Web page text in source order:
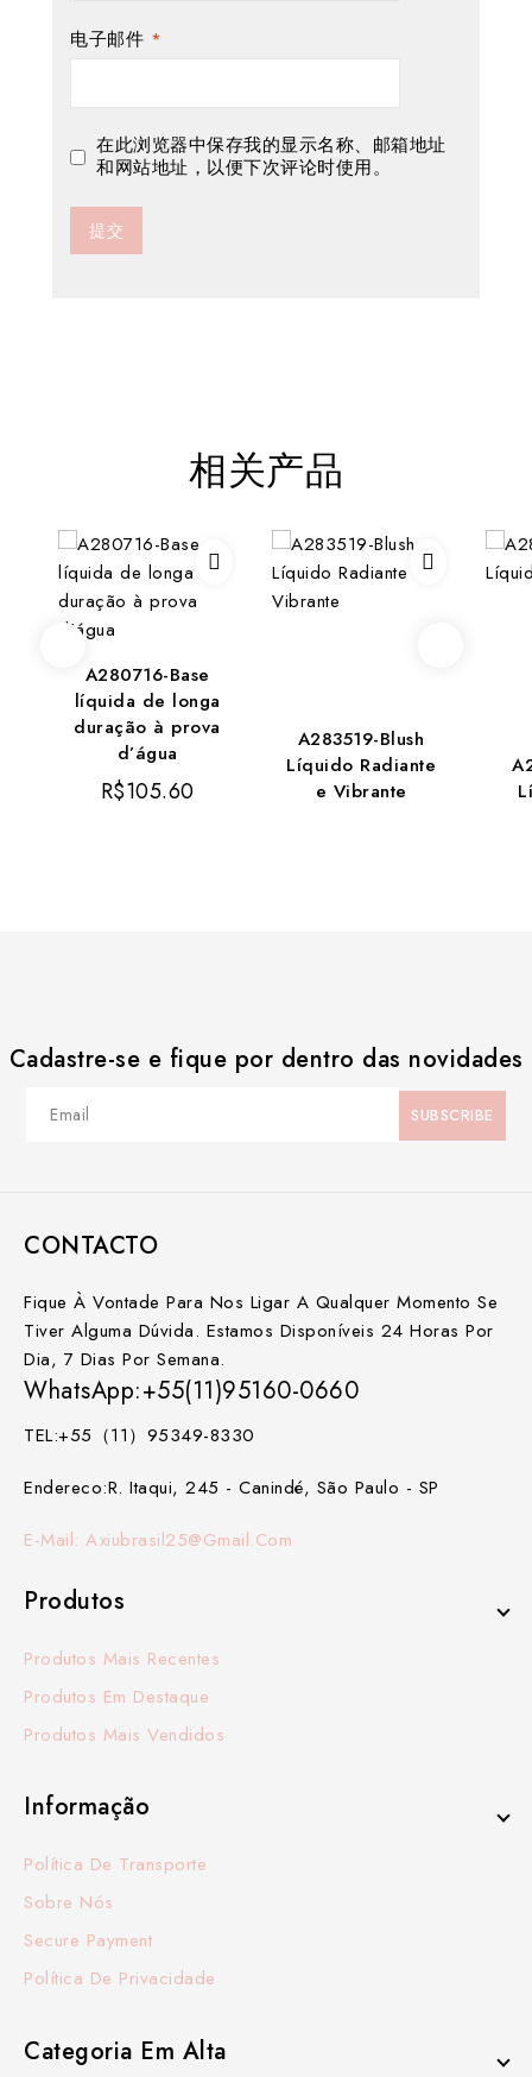
电子邮件 *
在此浏览器中保存我的显示名称、邮箱地址
和网站地址，以便下次评论时使用。
相关产品
A280716-Base
líquida de longa
duração à prova
d’água
R$105.60
A283519-Blush
Líquido Radiante
e Vibrante
Cadastre-se e fique por dentro das novidades
CONTACTO
Fique À Vontade Para Nos Ligar A Qualquer Momento Se
Tiver Alguma Dúvida. Estamos Disponíveis 24 Horas Por
Dia, 7 Dias Por Semana.
WhatsApp:+55(11)95160-0660
TEL:+55（11）95349-8330
Endereco:R. Itaqui, 245 - Canindé, São Paulo - SP
E-Mail: Axiubrasil25@gmail.com
Produtos
Produtos Mais Recentes
Produtos Em Destaque
Produtos Mais Vendidos
Informação
Política De Transporte
Sobre Nós
Secure Payment
Política De Privacidade
Categoria Em Alta